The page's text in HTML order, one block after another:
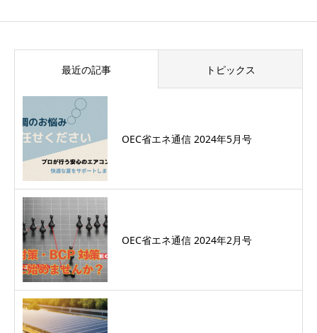
最近の記事 トピックス
OEC省エネ通信 2024年5月号
OEC省エネ通信 2024年2月号